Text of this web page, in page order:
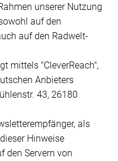
unserer Nutzung
auf den
auf den Radwelt-
mittels "CleverReach",
Anbieters
43, 26180
als
Hinweise
den Servern von